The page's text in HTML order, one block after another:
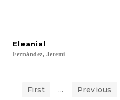
Eleanial
Fernández, Jeremi
First ... Previous